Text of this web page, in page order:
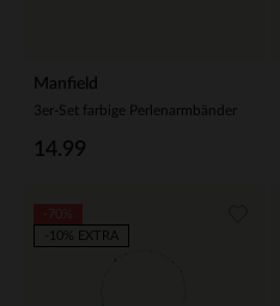
Manfield
3er-Set farbige Perlenarmbänder
14.99
-10% EXTRA